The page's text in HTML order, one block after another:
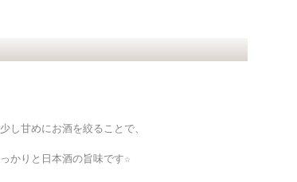
し甘めにお酒を絞ることで、
かりと日本酒の旨味です☆